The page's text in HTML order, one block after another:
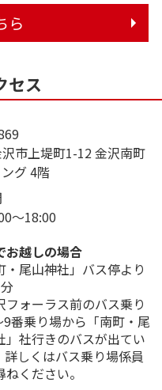
ら
セス
市上堤町1-12 金沢南町
グ 4階
～18:00
お越しの場合
・尾山神社」バス停より
ォーラス前のバス乗り
9番乗り場から「南町・尾
」社行きのバスが出てい
詳しくはバス乗り場係員
ねください。